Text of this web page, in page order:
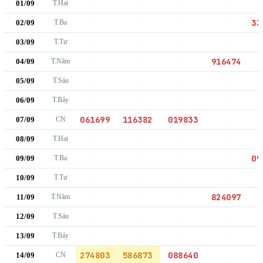
01/09 T.Hai - - - -
02/09 T.Ba - - - -
03/09 T.Tư - - - -
04/09 T.Năm - - - 916474
05/09 T.Sáu - - - -
06/09 T.Bảy - - - -
07/09 CN 061699 116382 019833 -
08/09 T.Hai - - - -
09/09 T.Ba - - - -
10/09 T.Tư - - - -
11/09 T.Năm - - - 824097
12/09 T.Sáu - - - -
13/09 T.Bảy - - - -
14/09 CN 274803 586873 088640 -